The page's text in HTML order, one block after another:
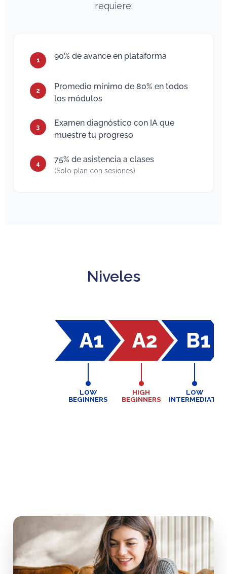
requiere:
1 90% de avance en plataforma
2
Promedio mínimo de 80% en todos
los módulos
3
Examen diagnóstico con IA que
muestre tu progreso
4 75% de asistencia a clases
(Solo plan con sesiones)
Niveles
A1
LOW
BEGINNERS
A2
HIGH
BEGINNERS
B1
LOW
INTERMEDIATE